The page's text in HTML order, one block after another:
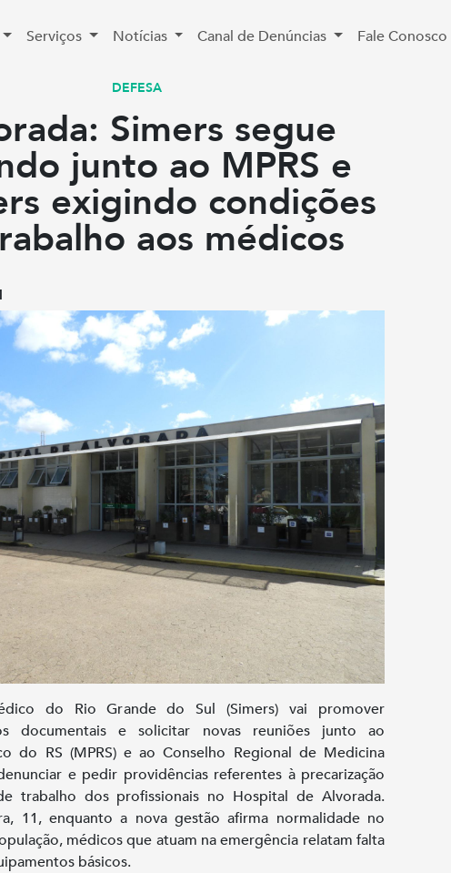
Serviços Notícias Canal de Denúncias Fale Conosco
DEFESA
Simers segue
junto ao MPRS e
exigindo condições
aos médicos
do Rio Grande do Sul (Simers) vai promover
documentais e solicitar novas reuniões junto ao
do RS (MPRS) e ao Conselho Regional de Medicina
e pedir providências referentes à precarização
trabalho dos profissionais no Hospital de Alvorada.
11, enquanto a nova gestão afirma normalidade no
médicos que atuam na emergência relatam falta
básicos.